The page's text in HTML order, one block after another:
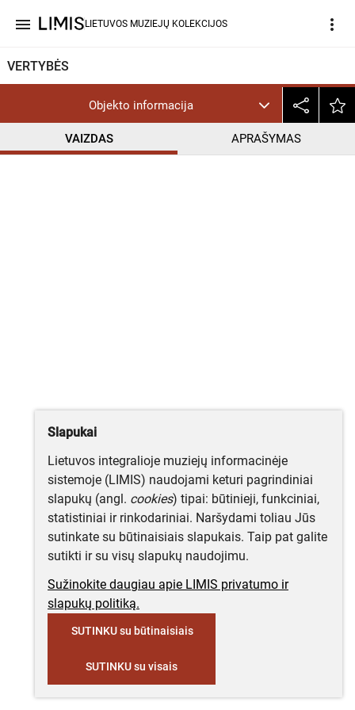
menu LIETUVOS MUZIEJŲ KOLEKCIJOS more_vert
VERTYBĖS
Objekto informacija
VAIZDAS APRAŠYMAS
Slapukai
Lietuvos integralioje muziejų informacinėje
sistemoje (LIMIS) naudojami keturi pagrindiniai
slapukų (angl. cookies) tipai: būtinieji, funkciniai,
statistiniai ir rinkodariniai. Naršydami toliau Jūs
sutinkate su būtinaisiais slapukais. Taip pat galite
sutikti ir su visų slapukų naudojimu.
Sužinokite daugiau apie LIMIS privatumo ir
slapukų politiką.
SUTINKU su būtinaisiais
SUTINKU su visais